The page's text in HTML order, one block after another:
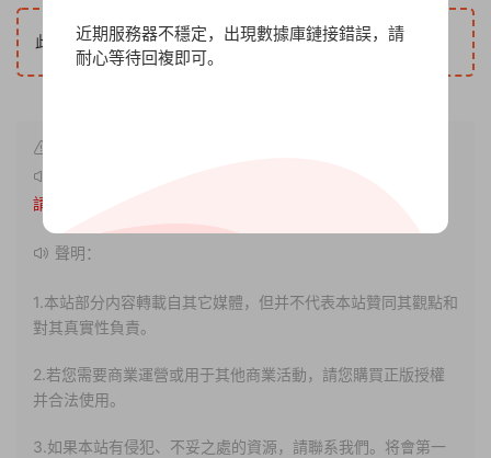
此内容查看價格爲 5 遊戲币（VIP免費），請先 登錄
請注明出處。
聲明：
1.本站部分内容轉載自其它媒體，但并不代表本站贊同其觀點和
對其真實性負責。
2.若您需要商業運營或用于其他商業活動，請您購買正版授權
并合法使用。
3.如果本站有侵犯、不妥之處的資源，請聯系我們。将會第一
近期服務器不穩定，出現數據庫鏈接錯誤，請
耐心等待回複即可。